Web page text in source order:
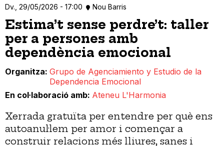
Dv., 29/05/2026 - 17:00 Nou Barris
Estima’t sense perdre’t: taller
per a persones amb
dependència emocional
Organitza Grupo de Agenciamiento y Estudio de la
Dependencia Emocional
En col·laboració amb Ateneu L'Harmonia
Xerrada gratuïta per entendre per què ens
autoanul·lem per amor i començar a
construir relacions més lliures, sanes i